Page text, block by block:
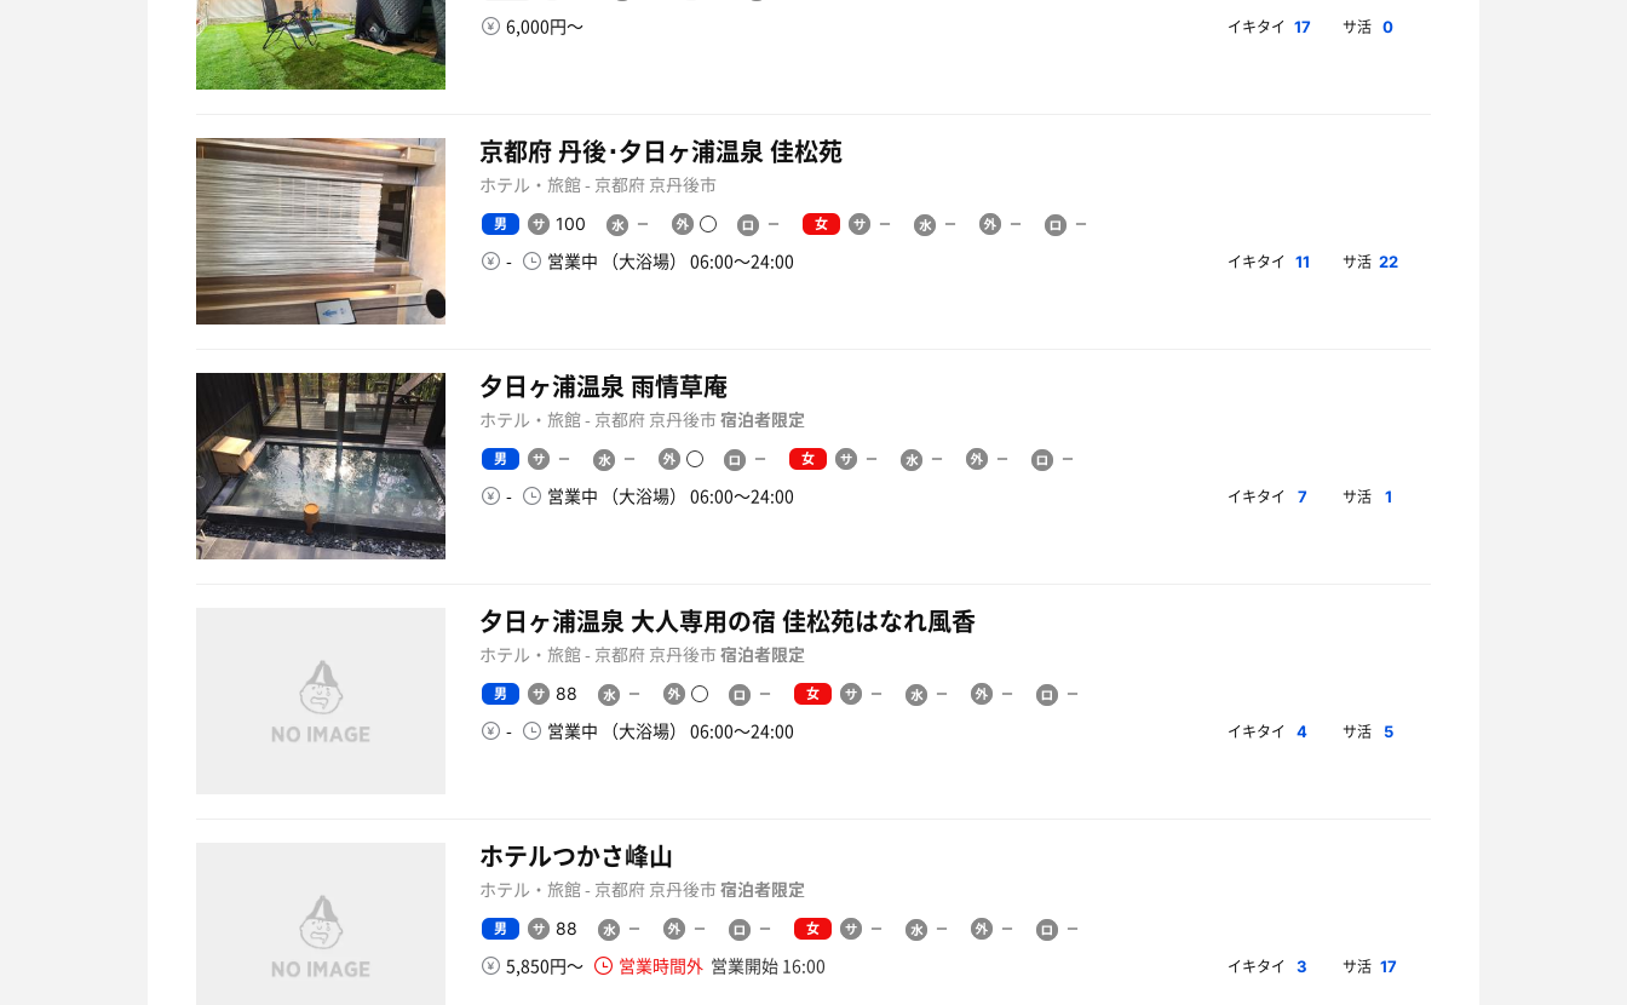
6,000円〜 イキタイ 17 サ活 0
京都府 丹後･夕日ヶ浦温泉 佳松苑
ホテル・旅館 - 京都府 京丹後市
男 100 女
- 営業中 （大浴場） 06:00〜24:00 イキタイ 11 サ活 22
夕日ヶ浦温泉 雨情草庵
ホテル・旅館 - 京都府 京丹後市宿泊者限定
男 女
- 営業中 （大浴場） 06:00〜24:00 イキタイ 7 サ活 1
夕日ヶ浦温泉 大人専用の宿 佳松苑はなれ風香
ホテル・旅館 - 京都府 京丹後市宿泊者限定
男 88 女
- 営業中 （大浴場） 06:00〜24:00 イキタイ 4 サ活 5
ホテルつかさ峰山
ホテル・旅館 - 京都府 京丹後市宿泊者限定
男 88 女
5,850円〜 営業時間外 営業開始 16:00 イキタイ 3 サ活 17